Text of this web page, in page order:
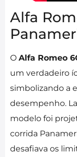
Alfa
O Alfa Romeo
um verdadeiro
simbolizando a
desempenho.
modelo foi
corrida
desafiava os